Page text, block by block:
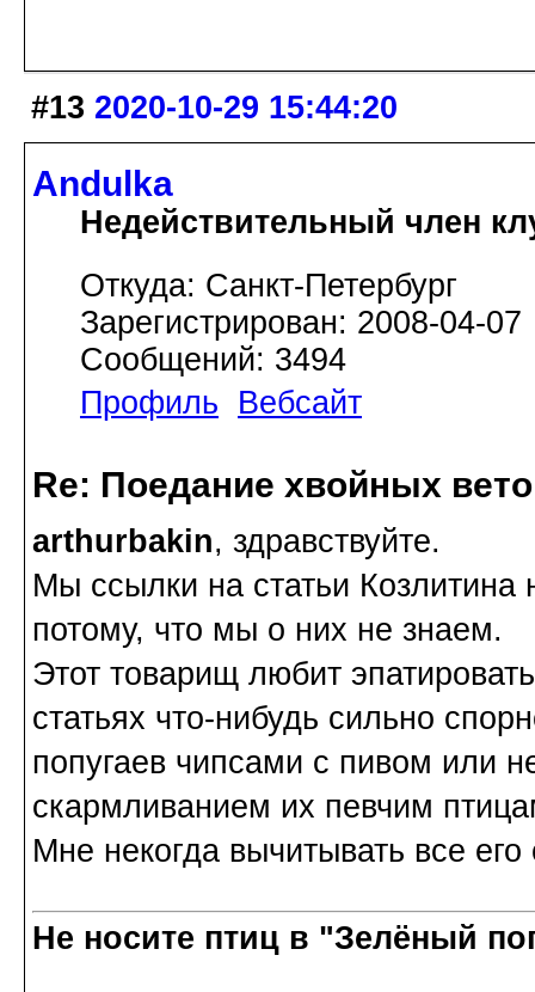
#13 2020-10-29 15:44:20
Andulka
Недействительный член
Откуда: Санкт-Петербург
Зарегистрирован: 2008-04-07
Сообщений: 3494
Профиль
Вебсайт
Re: Поедание хвойных
arthurbakin, здравствуйте.
Мы ссылки на статьи
потому, что мы о них не знаем.
Этот товарищ любит
статьях что-нибудь сильно
попугаев чипсами с пивом или
скармливанием их певчим
Мне некогда вычитывать все его
Не носите птиц в "Зелёный